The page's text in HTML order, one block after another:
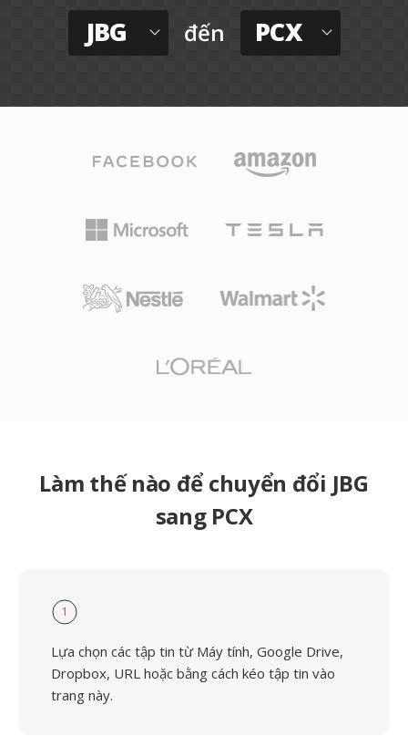
JBG đến PCX
Làm thế nào để chuyển đổi JBG
sang PCX
1
Lựa chọn các tập tin từ Máy tính, Google Drive,
Dropbox, URL hoặc bằng cách kéo tập tin vào
trang này.